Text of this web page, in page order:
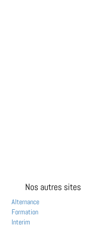
Nos autres sites
Alternance
Formation
Interim